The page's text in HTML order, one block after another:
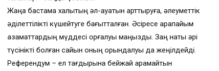
Жаңа бастама халықтың әл-ауқатын арттыруға, әлеуметтік
әділеттілікті күшейтуге бағытталған. Әсіресе қарапайым
азаматтардың мүддесі қорғалуы маңызды. Заң нақты әрі
түсінікті болған сайын оның орындалуы да жеңілдейді.
Референдум – ел тағдырына бейжай қарамайтын